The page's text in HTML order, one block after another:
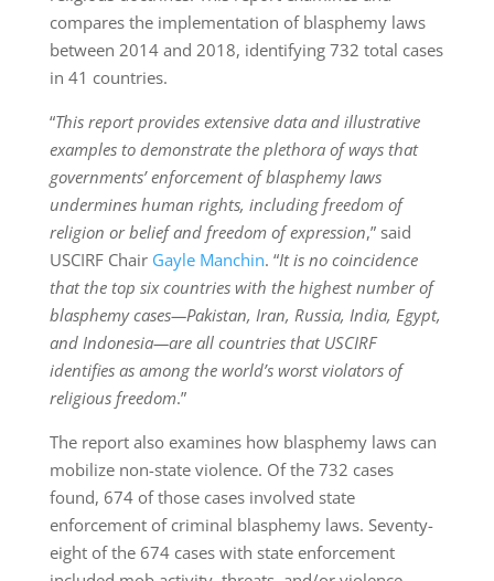
compares the implementation of blasphemy laws
between 2014 and 2018, identifying 732 total cases
in 41 countries.
“This report provides extensive data and illustrative
examples to demonstrate the plethora of ways that
governments’ enforcement of blasphemy laws
undermines human rights, including freedom of
religion or belief and freedom of expression,” said
USCIRF Chair Gayle Manchin. “It is no coincidence
that the top six countries with the highest number of
blasphemy cases—Pakistan, Iran, Russia, India, Egypt,
and Indonesia—are all countries that USCIRF
identifies as among the world’s worst violators of
religious freedom.”
The report also examines how blasphemy laws can
mobilize non-state violence. Of the 732 cases
found, 674 of those cases involved state
enforcement of criminal blasphemy laws. Seventy-
eight of the 674 cases with state enforcement